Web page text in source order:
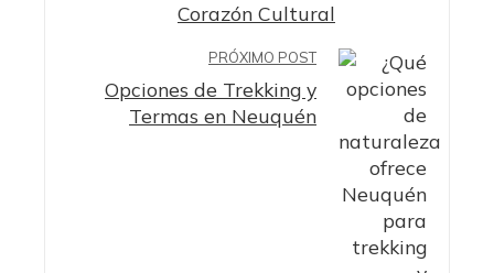
Corazón Cultural
PRÓXIMO POST
Opciones de Trekking y
Termas en Neuquén